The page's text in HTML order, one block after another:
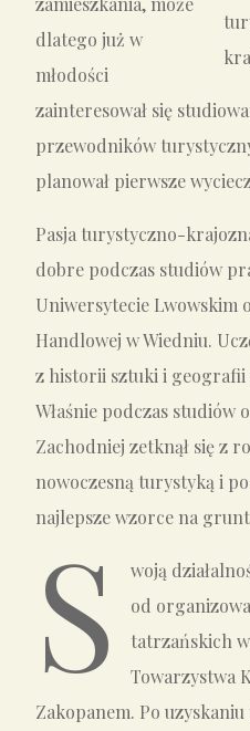
dlatego już w
młodości
zainteresował się
przewodników
planował pierwsze
Pasja turystyczno-
dobre podczas studiów
Uniwersytecie Lwowskim
Handlowej w Wiedniu.
z historii sztuki i geografii
Właśnie podczas
Zachodniej zetknął się z
nowoczesną turystyką i
najlepsze wzorce na
S
woją
od
tatrzańskich
Towarzystwa
Zakopanem. Po